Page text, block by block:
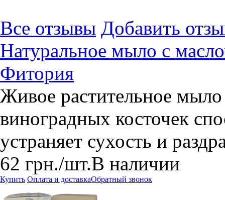
Все отзывы Добавить
Натуральное мыло с
Фитория
Живое растительное
виноградных косточек
устраняет сухость и
62 грн./шт.В наличии
Купить Оплата и доставкаОбратный звонок